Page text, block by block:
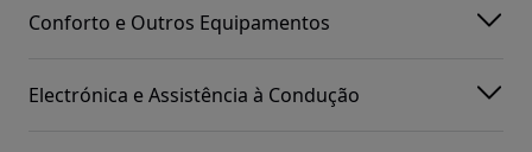
Conforto e Outros Equipamentos
Electrónica e Assistência à Condução